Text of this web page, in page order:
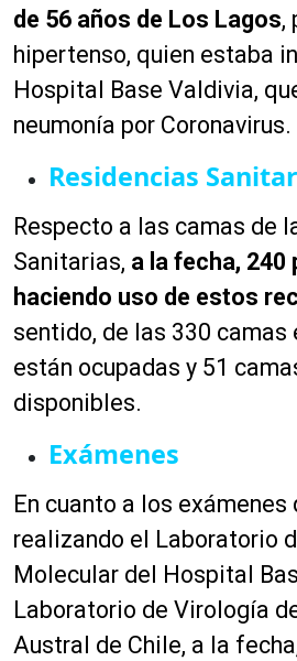
de 56 años de Los Lagos,
hipertenso, quien estaba
Hospital Base Valdivia,
neumonía por Coronavirus.
Residencias
Respecto a las camas de
Sanitarias, a la fecha,
haciendo uso de estos
sentido, de las 330 camas
están ocupadas y 51
disponibles.
Exámenes
En cuanto a los exámenes
realizando el Laboratorio
Molecular del Hospital
Laboratorio de Virología
Austral de Chile, a la